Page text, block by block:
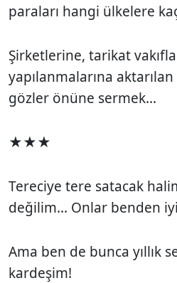
paraları hangi ülkelere
Şirketlerine, tarikat
yapılanmalarına
gözler önüne sermek...
★★★
Tereciye tere satacak
değilim... Onlar benden
Ama ben de bunca yıllık
kardeşim!